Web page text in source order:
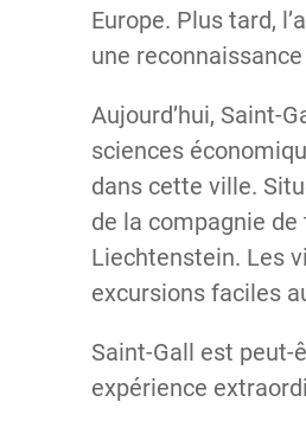
Europe. Plus tard,
une
Aujourd’hui, Saint-
sciences
dans cette ville.
de la compagnie de
Liechtenstein. Les
excursions faciles
Saint-Gall est
expérience